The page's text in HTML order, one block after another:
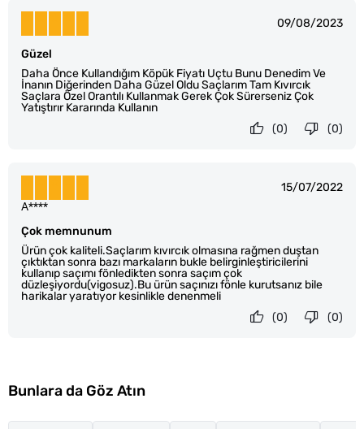
09/08/2023
Güzel
Daha Önce Kullandığım Köpük Fiyatı Uçtu Bunu Denedim Ve
İnanın Diğerinden Daha Güzel Oldu Saçlarım Tam Kıvırcık
Saçlara Özel Orantılı Kullanmak Gerek Çok Sürerseniz Çok
Yatıştırır Kararında Kullanın
(0)
(0)
15/07/2022
Çok memnunum
Ürün çok kaliteli.Saçlarım kıvırcık olmasına rağmen duştan
çıktıktan sonra bazı markaların bukle belirginleştiricilerini
kullanıp saçımı fönledikten sonra saçım çok
düzleşiyordu(vigosuz).Bu ürün saçınızı fönle kurutsanız bile
harikalar yaratıyor kesinlikle denenmeli
A****
(0)
(0)
Bunlara da Göz Atın